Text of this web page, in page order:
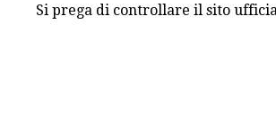
Si prega di controllare il sito